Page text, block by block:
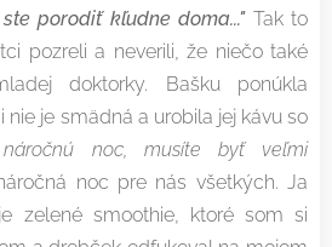
porodiť kľudne doma..." Tak to
pozreli a neverili, že niečo také
doktorky. Bašku ponúkla
nie je smädná a urobila jej kávu so
noc, musíte byť veľmi
noc pre nás všetkých. Ja
zelené smoothie, ktoré som si